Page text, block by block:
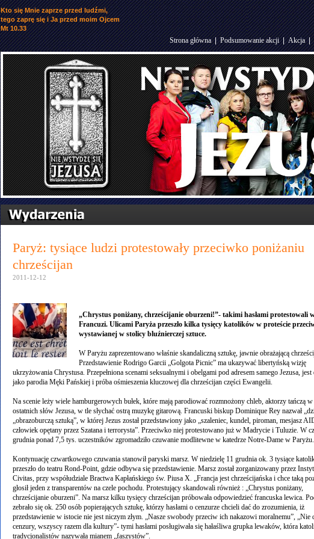
Kto się Mnie zaprze przed ludźmi,
tego zaprę się i Ja przed moim Ojcem
Mt 10.33
Strona główna|Podsumowanie akcji|Akcja|
Paryż: tysiące ludzi protestowały przeciwko poniżaniu
chrześcijan
2011-12-12
„Chrystus poniżany, chrześcijanie oburzeni!”- takimi hasłami protestowali
Francuzi. Ulicami Paryża przeszło kilka tysięcy katolików w proteście
wystawianej w stolicy bluźnierczej sztuce.
W Paryżu zaprezentowano właśnie skandaliczną sztukę, jawnie obrażającą
Przedstawienie Rodrigo Garcii „Golgota Picnic” ma ukazywać libertyńską wizję
ukrzyżowania Chrystusa. Przepełniona scenami seksualnymi i obelgami pod adresem samego Jezusa, jest
jako parodia Męki Pańskiej i próba ośmieszenia kluczowej dla chrześcijan części Ewangelii.
Na scenie leży wiele hamburgerowych bułek, które mają parodiować rozmnożony chleb, aktorzy tańczą
ostatnich słów Jezusa, w tle słychać ostrą muzykę gitarową. Francuski biskup Dominique Rey nazwał
„obrazoburczą sztuką”, w której Jezus został przedstawiony jako „szaleniec, kundel, piroman, mesjasz
człowiek opętany przez Szatana i terrorysta”. Przeciwko niej protestowano już w Madrycie i Tuluzie. W
grudnia ponad 7,5 tys. uczestników zgromadziło czuwanie modlitewne w katedrze Notre-Dame w Paryżu.
Kontynuację czwartkowego czuwania stanowił paryski marsz. W niedzielę 11 grudnia ok. 3 tysiące
przeszło do teatru Rond-Point, gdzie odbywa się przedstawienie. Marsz został zorganizowany przez
Civitas, przy współudziale Bractwa Kapłańskiego św. Piusa X. „Francja jest chrześcijańska i chce taką
głosił jeden z transparentów na czele pochodu. Protestujący skandowali również : „Chrystus poniżany,
chrześcijanie oburzeni”. Na marsz kilku tysięcy chrześcijan próbowała odpowiedzieć francuska lewica.
zebrało się ok. 250 osób popierających sztukę, którzy hasłami o cenzurze chcieli dać do zrozumienia, iż
przedstawienie w istocie nie jest niczym złym. „Nasze swobody przeciw ich nakazowi moralnemu”, „Nie
cenzury, wszyscy razem dla kultury”- tymi hasłami posługiwała się hałaśliwa grupka lewaków, która
tradycjonalistów nazywała mianem „faszystów”.